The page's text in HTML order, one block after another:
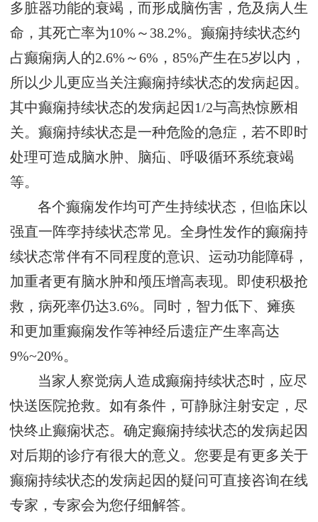
多脏器功能的衰竭，而形成脑伤害，危及病人生
命，其死亡率为10%～38.2%。癫痫持续状态约
占癫痫病人的2.6%～6%，85%产生在5岁以内，
所以少儿更应当关注癫痫持续状态的发病起因。
其中癫痫持续状态的发病起因1/2与高热惊厥相
关。癫痫持续状态是一种危险的急症，若不即时
处理可造成脑水肿、脑疝、呼吸循环系统衰竭
等。
各个癫痫发作均可产生持续状态，但临床以
强直一阵孪持续状态常见。全身性发作的癫痫持
续状态常伴有不同程度的意识、运动功能障碍，
加重者更有脑水肿和颅压增高表现。即使积极抢
救，病死率仍达3.6%。同时，智力低下、瘫痪
和更加重癫痫发作等神经后遗症产生率高达
9%~20%。
当家人察觉病人造成癫痫持续状态时，应尽
快送医院抢救。如有条件，可静脉注射安定，尽
快终止癫痫状态。确定癫痫持续状态的发病起因
对后期的诊疗有很大的意义。您要是有更多关于
癫痫持续状态的发病起因的疑问可直接咨询在线
专家，专家会为您仔细解答。